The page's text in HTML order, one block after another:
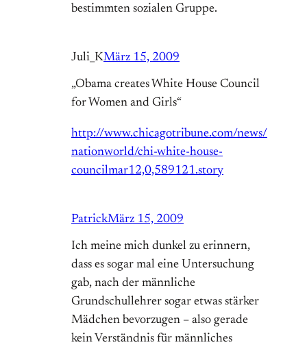
bestimmten sozialen Gruppe.
Juli_KMärz 15, 2009
„Obama creates White House Council
for Women and Girls“
http://www.chicagotribune.com/news/
nationworld/chi-white-house-
councilmar12,0,589121.story
PatrickMärz 15, 2009
Ich meine mich dunkel zu erinnern,
dass es sogar mal eine Untersuchung
gab, nach der männliche
Grundschullehrer sogar etwas stärker
Mädchen bevorzugen – also gerade
kein Verständnis für männliches